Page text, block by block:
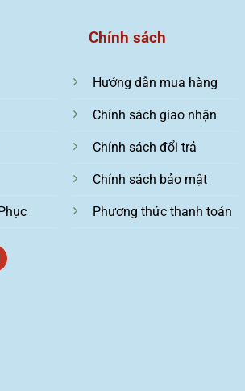
Chính sách
Hướng dẫn mua hàng
Chính sách giao nhận
Chính sách đổi trả
Chính sách bảo mật
Phương thức thanh toán